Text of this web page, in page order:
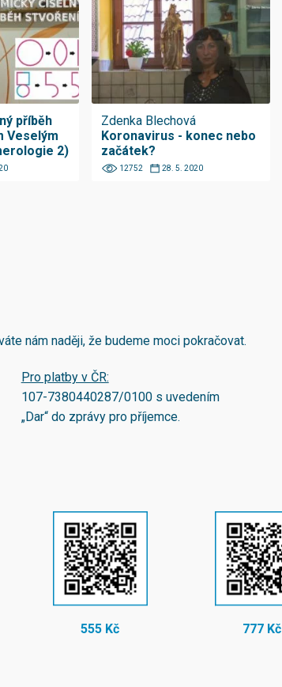
příběh
Veselým
2)
Zdenka Blechová
Koronavirus - konec nebo
začátek?
12752 28. 5. 2020
nám naději, že budeme moci pokračovat.
Pro platby v ČR:
107-7380440287/0100s uvedením
„Dar“ do zprávy pro příjemce.
555 Kč 777 Kč